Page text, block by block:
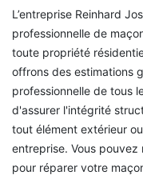
L’entreprise Reinhard
professionnelle de
toute propriété
offrons des estimations
professionnelle de tous
d'assurer l'intégrité
tout élément extérieur
entreprise. Vous pouvez
pour réparer votre